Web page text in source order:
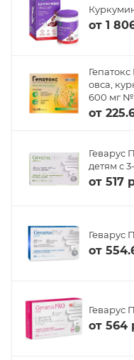
от 1
овса,
600 мг
от
Геварус
детям с
от 517
Геварус
от
Геварус
от 564